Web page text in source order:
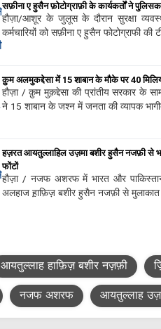
सफ़ीना ए हुसैन फ़ोटोग्राफ़ी के कार्यकर्तों ने
हौज़ा/आशूर के जुलूस के दौरान सुरक्षा
कर्मचारियों को सफ़ीना ए हुसैन फोटोग्राफी
क़ुम अलमुकद्देसा में 15 शाबान के मौके पर 40
हौज़ा / क़ुम मुक़द्देसा की प्रांतीय सरकार के
ने 15 शाबान के जश्न में जनता की व्यापक
हज़रत आयतुल्लाहिल उज़मा बशीर हुसैन नजफ़ी से
फोंटों
हौज़ा / नजफ अशरफ में भारत और
अलहाज ह़ाफ़िज़ बशीर हुसैन नजफ़ी से
आयतुल्लाह हाफ़िज़ बशीर नज़फ़ी
नजफ अशरफ आयतुल्लाह